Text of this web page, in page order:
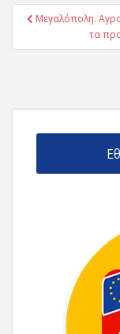
Πλοήγηση
Μεγαλόπολη.
τα